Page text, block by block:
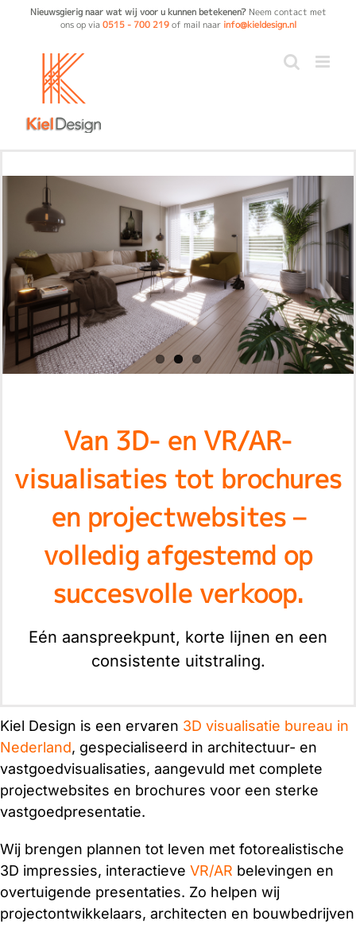
Nieuwsgierig naar wat wij voor u kunnen betekenen?Neem contact met
ons op via0515 - 700 219of mail naar info@kieldesign.nl
Van 3D- en VR/AR-
visualisaties tot brochures
en projectwebsites –
volledig afgestemd op
succesvolle verkoop.
Eén aanspreekpunt, korte lijnen en een
consistente uitstraling.
Kiel Design is een ervaren 3D visualisatie bureau in
Nederland, gespecialiseerd in architectuur- en
vastgoedvisualisaties, aangevuld met complete
projectwebsites en brochures voor een sterke
vastgoedpresentatie.
Wij brengen plannen tot leven met fotorealistische
3D impressies, interactieve VR/AR belevingen en
overtuigende presentaties. Zo helpen wij
projectontwikkelaars, architecten en bouwbedrijven